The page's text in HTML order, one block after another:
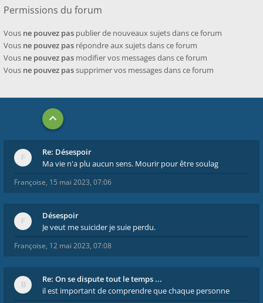
Permissions du forum
Vous ne pouvez pas publier de nouveaux sujets dans ce forum
Vous ne pouvez pas répondre aux sujets dans ce forum
Vous ne pouvez pas modifier vos messages dans ce forum
Vous ne pouvez passupprimer vos messages dans ce forum
Re: Désespoir
Ma vie n'a plu aucun sens. Mourir pour être soulag
Françoise, 15 mai 2023, 07:06
Désespoir
Je veut me suicider je suie perdu.
Françoise, 12 mai 2023, 07:08
Re: On se dispute tout le temps ...
il est important de comprendre que chaque personne